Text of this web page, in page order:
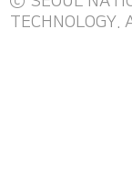
TECHNOLOGY.